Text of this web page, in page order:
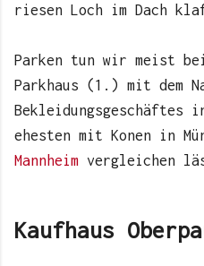
riesen Loch im Dach
Parken tun wir meist
Parkhaus (1.) mit dem
Bekleidungsgeschäftes
ehesten mit Konen in
Mannheim vergleichen
Kaufhaus